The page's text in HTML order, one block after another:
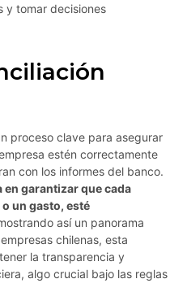
y tomar decisiones
proceso clave para asegurar
estén correctamente
con los informes del banco.
garantizar que cada
un gasto, esté
así un panorama
chilenas, esta
la transparencia y
algo crucial bajo las reglas